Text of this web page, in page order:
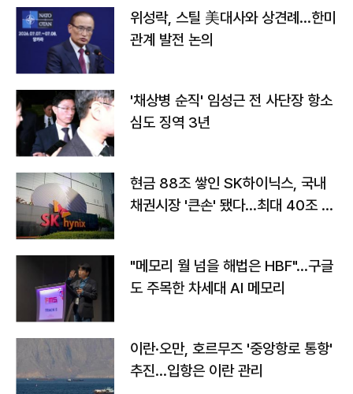
위성락, 스틸 美대사와 상견례…한미
관계 발전 논의
'채상병 순직' 임성근 전 사단장 항소
심도 징역 3년
현금 88조 쌓인 SK하이닉스, 국내
채권시장 '큰손' 됐다…최대 40조 투
"메모리 월 넘을 해법은 HBF"…구글
도 주목한 차세대 AI 메모리
이란·오만, 호르무즈 '중앙항로 통항'
추진…입항은 이란 관리